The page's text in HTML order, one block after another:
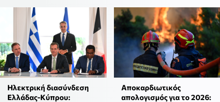
Ηλεκτρική διασύνδεση
Ελλάδας-Κύπρου:
Αποκαρδιωτικός
απολογισμός για το 2026: